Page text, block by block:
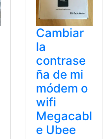
Cambiar
la
contrase
ña de mi
módem o
wifi
Megacabl
e Ubee